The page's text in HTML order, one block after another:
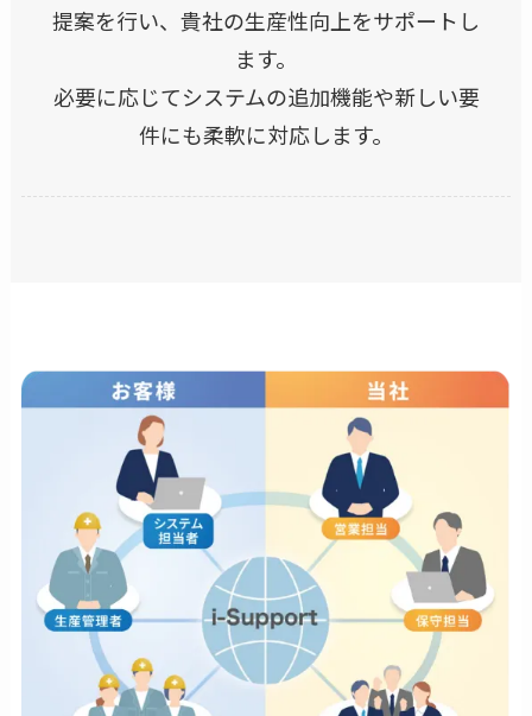
提案を行い、貴社の生産性向上をサポートし
ます。
必要に応じてシステムの追加機能や新しい要
件にも柔軟に対応します。